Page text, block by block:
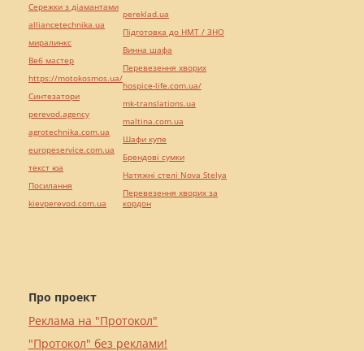
Про проект
Реклама на "Протокол"
"Протокол" без реклами!
Сережки з діамантами
alliancetechnika.ua
миралинкс
Веб мастер
https://motokosmos.ua/
Синтезатори
perevod.agency
agrotechnika.com.ua
europeservice.com.ua
текст юа
Посилання
kievperevod.com.ua
pereklad.ua
Підготовка до НМТ / ЗНО
Винна шафа
Перевезення хворих
hospice-life.com.ua/
mk-translations.ua
maltina.com.ua
Шафи купе
Брендові сумки
Натяжні стелі Nova Stelya
Перевезення хворих за
кордон